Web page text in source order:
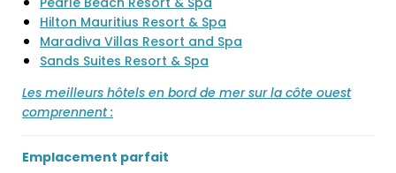
Hilton Mauritius Resort & Spa
Maradiva Villas Resort and Spa
Sands Suites Resort & Spa
Les meilleurs hôtels en bord de mer sur la côte ouest
comprennent :
Emplacement parfait